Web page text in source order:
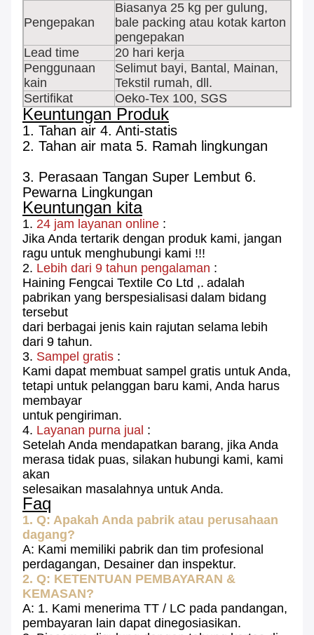
Pengepakan
Biasanya 25 kg per gulung,
bale packing atau kotak karton
pengepakan
Lead time
20 hari kerja
Penggunaan
kain
Selimut bayi, Bantal, Mainan,
Tekstil rumah, dll.
Sertifikat
Oeko-Tex 100, SGS
Keuntungan Produk
1. Tahan air 4. Anti-statis
2. Tahan air mata 5. Ramah lingkungan
3. Perasaan Tangan Super Lembut 6.
Pewarna Lingkungan
Keuntungan kita
1. 24 jam layanan online :
Jika Anda tertarik dengan produk kami, jangan
ragu untuk menghubungi kami !!!
2. Lebih dari 9 tahun pengalaman :
Haining Fengcai Textile Co Ltd ,. adalah
pabrikan yang berspesialisasi dalam bidang
tersebut
dari berbagai jenis kain rajutan selama lebih
dari 9 tahun.
3. Sampel gratis :
Kami dapat membuat sampel gratis untuk Anda,
tetapi untuk pelanggan baru kami, Anda harus
membayar
untuk pengiriman.
4. Layanan purna jual :
Setelah Anda mendapatkan barang, jika Anda
merasa tidak puas, silakan hubungi kami, kami
akan
selesaikan masalahnya untuk Anda.
Faq
1. Q: Apakah Anda pabrik atau perusahaan
dagang?
A: Kami memiliki pabrik dan tim profesional
perdagangan, Desainer dan inspektur.
2. Q: KETENTUAN PEMBAYARAN &
KEMASAN?
A: 1. Kami menerima TT / LC pada pandangan,
pembayaran lain dapat dinegosiasikan.